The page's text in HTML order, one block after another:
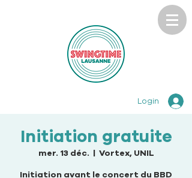
Login
Initiation gratuite
mer. 13 déc.
  |
Vortex, UNIL
Initiation avant le concert du BBD